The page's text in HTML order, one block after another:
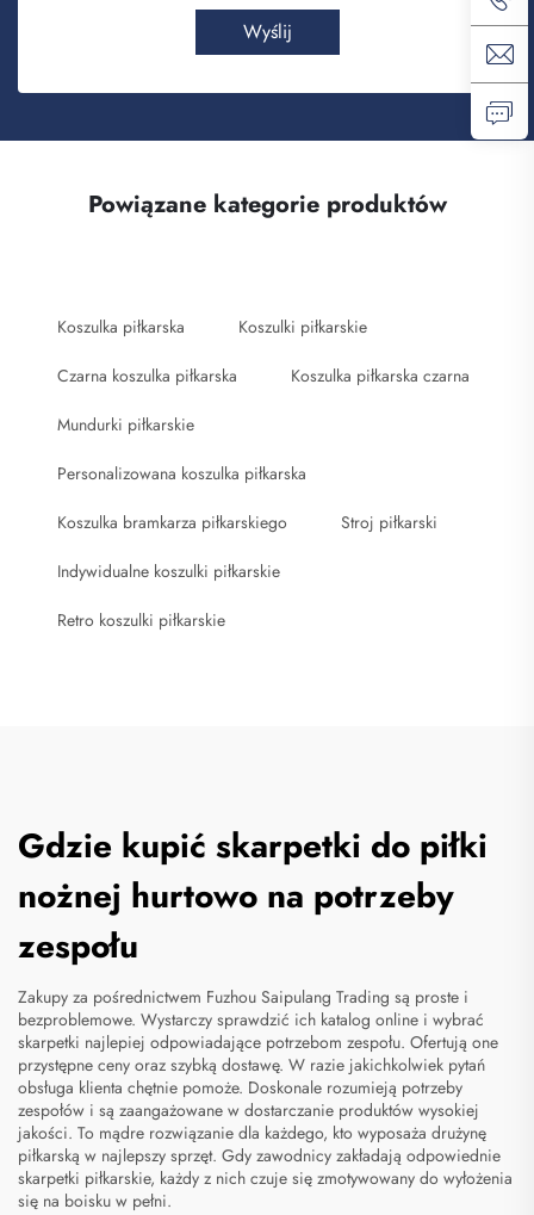
Wyślij
Powiązane kategorie produktów
Koszulka piłkarska Koszulki piłkarskie
Czarna koszulka piłkarska Koszulka piłkarska czarna
Mundurki piłkarskie
Personalizowana koszulka piłkarska
Koszulka bramkarza piłkarskiego Stroj piłkarski
Indywidualne koszulki piłkarskie
Retro koszulki piłkarskie
Gdzie kupić skarpetki do piłki
nożnej hurtowo na potrzeby
zespołu
Zakupy za pośrednictwem Fuzhou Saipulang Trading są proste i
bezproblemowe. Wystarczy sprawdzić ich katalog online i wybrać
skarpetki najlepiej odpowiadające potrzebom zespołu. Ofertują one
przystępne ceny oraz szybką dostawę. W razie jakichkolwiek pytań
obsługa klienta chętnie pomoże. Doskonale rozumieją potrzeby
zespołów i są zaangażowane w dostarczanie produktów wysokiej
jakości. To mądre rozwiązanie dla każdego, kto wyposaża drużynę
piłkarską w najlepszy sprzęt. Gdy zawodnicy zakładają odpowiednie
skarpetki piłkarskie, każdy z nich czuje się zmotywowany do wyłożenia
się na boisku w pełni.